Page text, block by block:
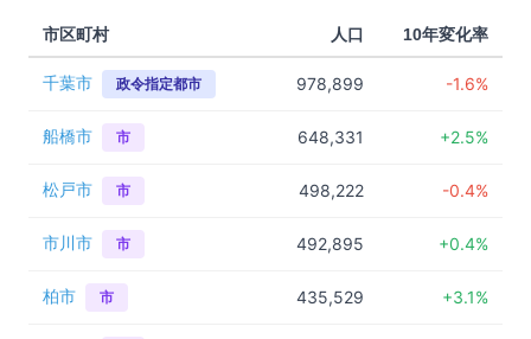
市区町村 人口 10年変化率
千葉市 政令指定都市 978,899 -1.6%
船橋市 市 648,331 +2.5%
松戸市 市 498,222 -0.4%
市川市 市 492,895 +0.4%
柏市 市 435,529 +3.1%